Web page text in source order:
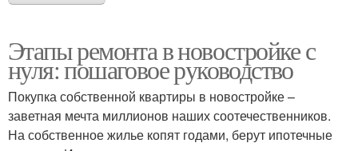
Этапы ремонта в новостройке с
нуля: пошаговое руководство
Покупка собственной квартиры в новостройке –
заветная мечта миллионов наших соотечественников.
На собственное жилье копят годами, берут ипотечные